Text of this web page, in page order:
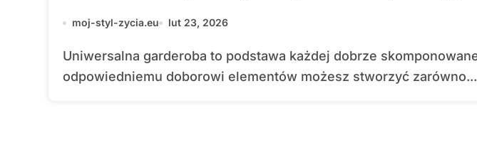
moj-styl-zycia.eu lut 23, 2026
Uniwersalna garderoba to podstawa każdej dobrze skomponowanej stylizacji. Dzięki
odpowiedniemu doborowi elementów możesz stworzyć zarówno...